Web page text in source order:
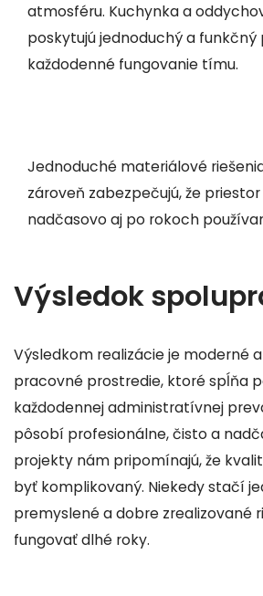
atmosféru. Kuchynka a
poskytujú jednoduchý a
každodenné fungovanie tímu.
Jednoduché materiálové
zároveň zabezpečujú, že
nadčasovo aj po rokoch
Výsledok
Výsledkom realizácie je moderné
pracovné prostredie, ktoré spĺňa
každodennej administratívnej
pôsobí profesionálne, čisto a
projekty nám pripomínajú, že
byť komplikovaný. Niekedy stačí
premyslené a dobre zrealizované
fungovať dlhé roky.